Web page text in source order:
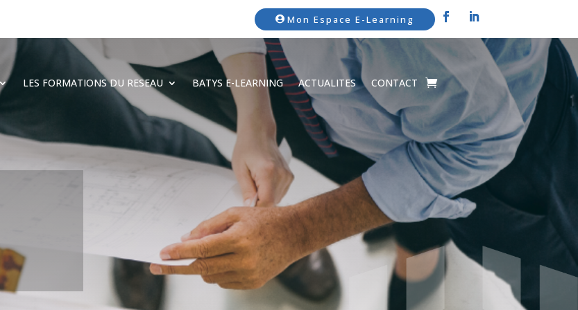
Mon Espace E-Learning
LES FORMATIONS DU RESEAU BATYS E-LEARNING ACTUALITES CONTACT